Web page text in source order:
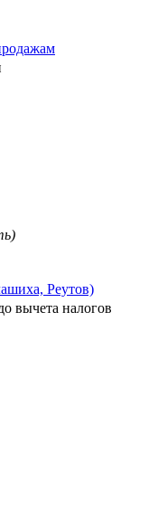
Реутов)
вычета налогов